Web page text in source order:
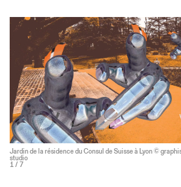
Jardin de la résidence du Consul de Suisse à Lyon ©
studio
1 / 7